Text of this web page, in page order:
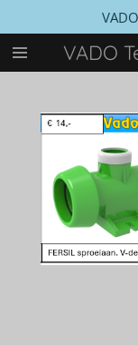
direct
naar
VADO